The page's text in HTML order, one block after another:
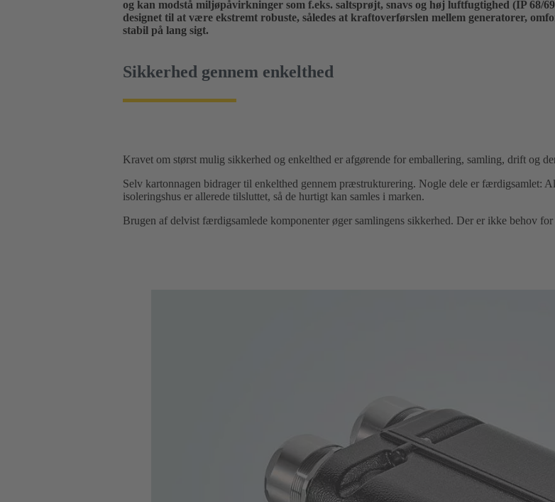
og kan modstå miljøpåvirkninger som f.eks. saltsprøjt, snavs og høj luftfugtighed (IP 68/
designet til at være ekstremt robuste, således at kraftoverførslen mellem generatorer,
stabil på lang sigt.
Sikkerhed gennem enkelthed
Kravet om størst mulig sikkerhed og enkelthed er afgørende for emballering, samling, drift og
Selv kartonnagen bidrager til enkelthed gennem præstrukturering. Nogle dele er færdigsamlet:
isoleringshus er allerede tilsluttet, så de hurtigt kan samles i marken.
Brugen af delvist færdigsamlede komponenter øger samlingens sikkerhed. Der er ikke behov